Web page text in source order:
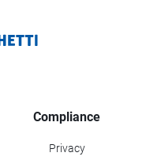
Compliance
Privacy